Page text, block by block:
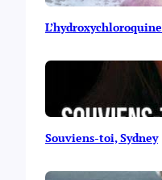
L’hydroxychloroquine
Souviens-toi, Sydney